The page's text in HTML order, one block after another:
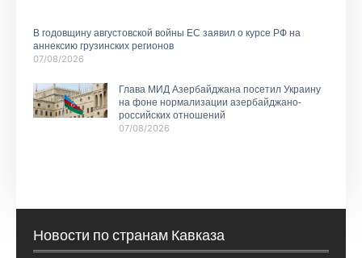
В годовщину августовской войны ЕС заявил о курсе РФ на
аннексию грузинских регионов
07/08/2026
Глава МИД Азербайджана посетил Украину
на фоне нормализации азербайджано-
российских отношений
07/08/2026
Новости по странам Кавказа